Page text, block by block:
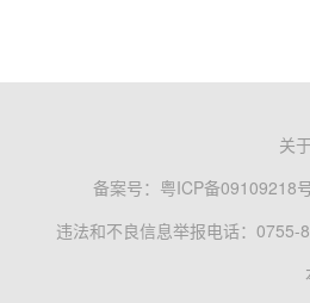
关
备案号： 粤ICP备09109218
违法和不良信息举报电话：0755-